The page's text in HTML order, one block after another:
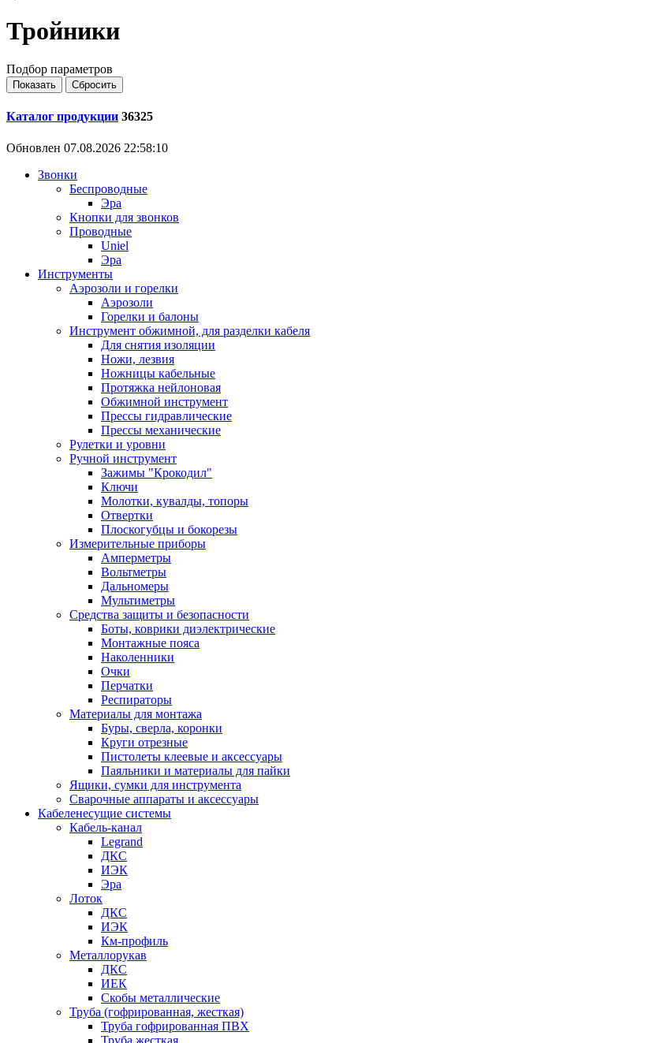
Тройники
Подбор параметров
Каталог продукции 36325
Обновлен 07.08.2026 22:58:10
Звонки
Беспроводные
Эра
Кнопки для звонков
Проводные
Uniel
Эра
Инструменты
Аэрозоли и горелки
Аэрозоли
Горелки и балоны
Инструмент обжимной, для разделки кабеля
Для снятия изоляции
Ножи, лезвия
Ножницы кабельные
Протяжка нейлоновая
Обжимной инструмент
Прессы гидравлические
Прессы механические
Рулетки и уровни
Ручной инструмент
Зажимы "Крокодил"
Ключи
Молотки, кувалды, топоры
Отвертки
Плоскогубцы и бокорезы
Измерительные приборы
Амперметры
Вольтметры
Дальномеры
Мультиметры
Средства защиты и безопасности
Боты, коврики диэлектрические
Монтажные пояса
Наколенники
Очки
Перчатки
Респираторы
Материалы для монтажа
Буры, сверла, коронки
Круги отрезные
Пистолеты клеевые и аксессуары
Паяльники и материалы для пайки
Ящики, сумки для инструмента
Сварочные аппараты и аксессуары
Кабеленесущие системы
Кабель-канал
Legrand
ДКС
ИЭК
Эра
Лоток
ДКС
ИЭК
Км-профиль
Металлорукав
ДКС
ИЕК
Скобы металлические
Труба (гофрированная, жесткая)
Труба гофрированная ПВХ
Труба жесткая